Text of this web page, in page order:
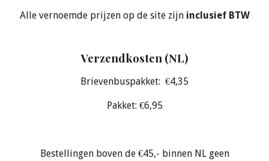
Alle vernoemde prijzen op de site zijn inclusief BTW
Verzendkosten (NL)
Brievenbuspakket: €4,35
Pakket: €6,95
Bestellingen boven de €45,- binnen NL geen